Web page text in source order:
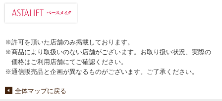
※許可を頂いた店舗のみ掲載しております。
※商品により取扱いのない店舗がございます。お取り扱い状況、実際の
価格はご利用店舗にてご確認ください。
※通信販売品と企画が異なるものがございます。ご了承ください。
全体マップに戻る